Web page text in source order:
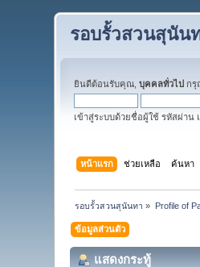
รอบรั้วสวนสุนัน
ยินดีต้อนรับคุณ,บุคคลทั่วไป กรุ
เข้าสู่ระบบด้วยชื่อผู้ใช้ รหัสผ่าน
หน้าแรก ช่วยเหลือ ค้นหา
รอบรั้วสวนสุนันทา » Profile of
ข้อมูลส่วนตัว
แสดงกระทู้